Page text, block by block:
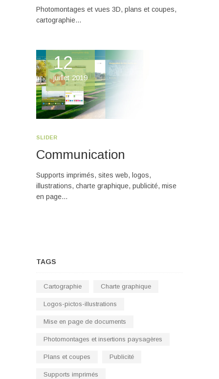
Photomontages et vues 3D, plans et coupes,
cartographie…
12
juillet 2019
SLIDER
Communication
Supports imprimés, sites web, logos,
illustrations, charte graphique, publicité, mise
en page…
TAGS
Cartographie Charte graphique
Logos-pictos-illustrations
Mise en page de documents
Photomontages et insertions paysagères
Plans et coupes Publicité
Supports imprimés